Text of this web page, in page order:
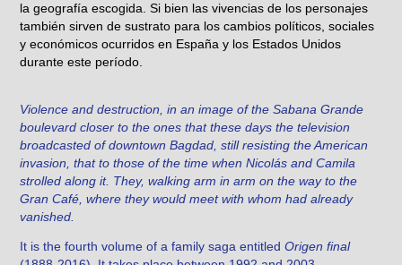
la geografía escogida. Si bien las vivencias de los personajes
también sirven de sustrato para los cambios políticos, sociales
y económicos ocurridos en España y los Estados Unidos
durante este período.
Violence and destruction, in an image of the Sabana Grande
boulevard closer to the ones that these days the television
broadcasted of downtown Bagdad, still resisting the American
invasion, that to those of the time when Nicolás and Camila
strolled along it. They, walking arm in arm on the way to the
Gran Café, where they would meet with whom had already
vanished.
It is the fourth volume of a family saga entitledOrigen final